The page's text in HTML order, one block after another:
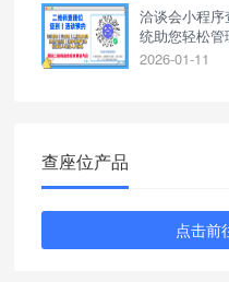
洽谈会小程
统助您轻松管
2026-01-11
查座位产品
点击前